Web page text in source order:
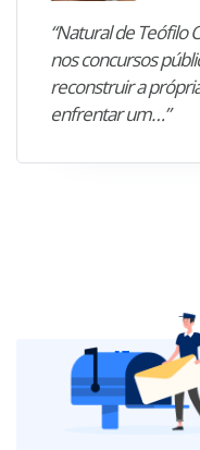
“Natural de Teófilo
nos concursos
reconstruir a
enfrentar um…”